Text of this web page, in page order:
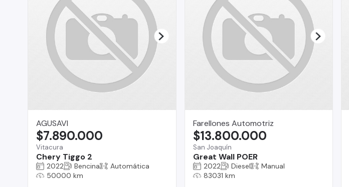
AGUSAVI
Vitacura
Chery Tiggo 2
$7.890.000
2022 Bencina
Automática
50000 km
Farellones Automotriz
San Joaquín
Great Wall POER
$13.800.000
2022 Diesel
Manual
83031 km